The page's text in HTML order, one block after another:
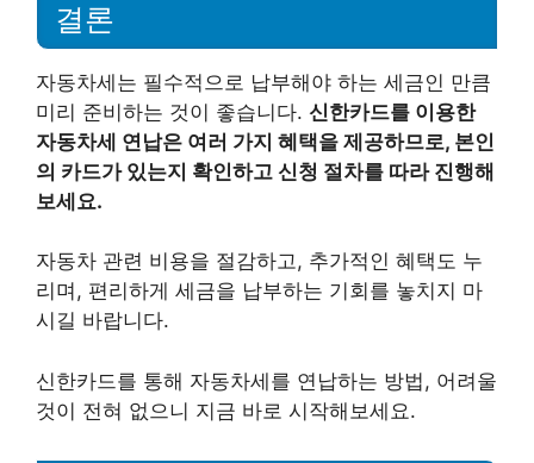
결론
자동차세는 필수적으로 납부해야 하는 세금인 만큼
미리 준비하는 것이 좋습니다. 신한카드를 이용한
자동차세 연납은 여러 가지 혜택을 제공하므로, 본인
의 카드가 있는지 확인하고 신청 절차를 따라 진행해
보세요.
자동차 관련 비용을 절감하고, 추가적인 혜택도 누
리며, 편리하게 세금을 납부하는 기회를 놓치지 마
시길 바랍니다.
신한카드를 통해 자동차세를 연납하는 방법, 어려울
것이 전혀 없으니 지금 바로 시작해보세요.